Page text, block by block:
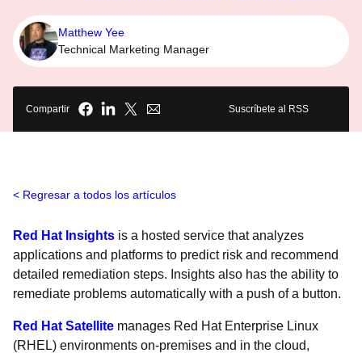
Matthew Yee
Technical Marketing Manager
Compartir Suscríbete al RSS
Regresar a todos los artículos
Red Hat Insights is a hosted service that analyzes
applications and platforms to predict risk and recommend
detailed remediation steps. Insights also has the ability to
remediate problems automatically with a push of a button.
Red Hat Satellite manages Red Hat Enterprise Linux
(RHEL) environments on-premises and in the cloud,